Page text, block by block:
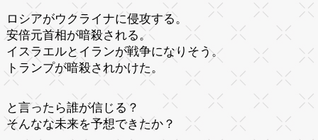
ロシアがウクライナに侵攻する。
安倍元首相が暗殺される。
イスラエルとイランが戦争になりそう。
トランプが暗殺されかけた。
と言ったら誰が信じる？
そんなな未来を予想できたか？